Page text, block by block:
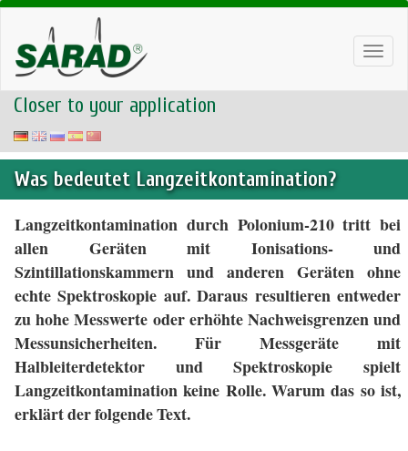
Closer to your application
Was bedeutet Langzeitkontamination?
Langzeitkontamination durch Polonium-210 tritt bei
allen Geräten mit Ionisations- und
Szintillationskammern und anderen Geräten ohne
echte Spektroskopie auf. Daraus resultieren entweder
zu hohe Messwerte oder erhöhte Nachweisgrenzen und
Messunsicherheiten. Für Messgeräte mit
Halbleiterdetektor und Spektroskopie spielt
Langzeitkontamination keine Rolle. Warum das so ist,
erklärt der folgende Text.